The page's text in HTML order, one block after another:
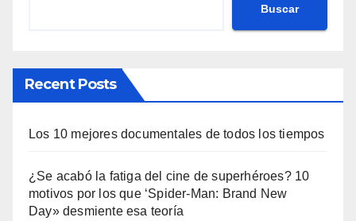
Buscar
Recent Posts
Los 10 mejores documentales de todos los tiempos
¿Se acabó la fatiga del cine de superhéroes? 10
motivos por los que ‘Spider-Man: Brand New
Day» desmiente esa teoría